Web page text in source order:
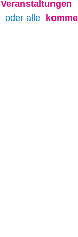
Veranstaltungen
oder alle